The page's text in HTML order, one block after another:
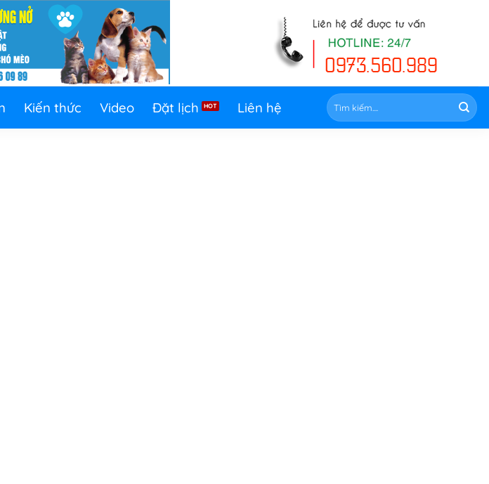
Kiến thức Video Đặt lịch Liên hệ
Tìm
kiếm: